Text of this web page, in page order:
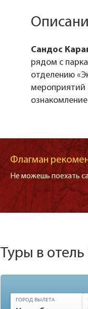
Сандос
рядом с
отделению
мероприятий
Флагман
Не можешь поехать
Туры в отель
ГОРОД ВЫЛЕТА